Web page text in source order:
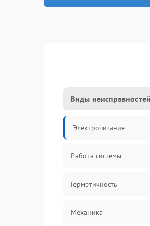
Виды неисправностей
Электропитание
Работа системы
Герметичность
Механика